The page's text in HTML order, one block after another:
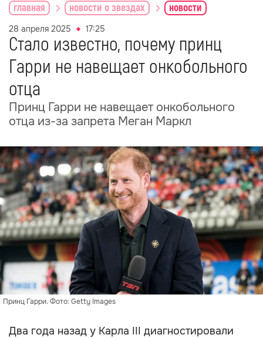
главная новости о звездах новости
28 апреля 2025 17:25
Стало известно, почему принц
Гарри не навещает онкобольного
отца
Принц Гарри не навещает онкобольного
отца из-за запрета Меган Маркл
Принц Гарри. Фото: Getty Images
Два года назад у Карла III диагностировали